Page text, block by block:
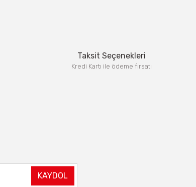
Taksit Seçenekleri
Kredi Kartı ile ödeme fırsatı
KAYDOL